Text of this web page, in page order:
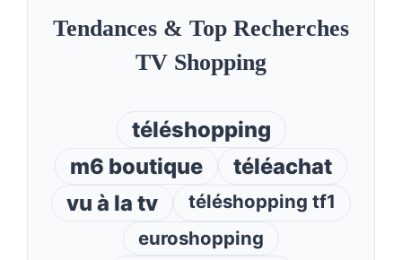
Tendances & Top Recherches
TV Shopping
téléshopping
m6 boutique
téléachat
vu à la tv
téléshopping tf1
euroshopping